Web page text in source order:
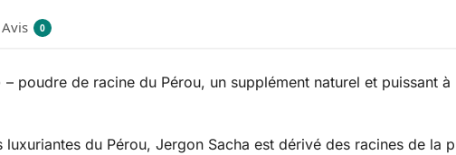
Avis 0
poudre de racine du Pérou, un supplément naturel et puissant
du Pérou, Jergon Sacha est dérivé des racines de la